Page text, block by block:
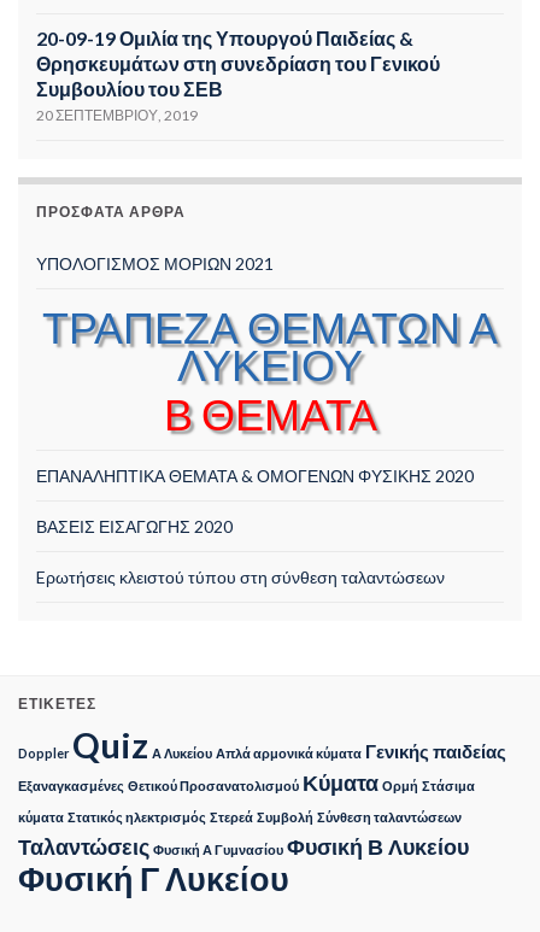
20-09-19 Ομιλία της Υπουργού Παιδείας &
Θρησκευμάτων στη συνεδρίαση του Γενικού
Συμβουλίου του ΣΕΒ
20 ΣΕΠΤΕΜΒΡΊΟΥ, 2019
ΠΡΌΣΦΑΤΑ ΆΡΘΡΑ
ΥΠΟΛΟΓΙΣΜΟΣ ΜΟΡΙΩΝ 2021
ΤΡΑΠΕΖΑ ΘΕΜΑΤΩΝ Α
ΛΥΚΕΙΟΥ
Β ΘΕΜΑΤΑ
ΕΠΑΝΑΛΗΠΤΙΚΑ ΘΕΜΑΤΑ & ΟΜΟΓΕΝΩΝ ΦΥΣΙΚΗΣ 2020
ΒΑΣΕΙΣ ΕΙΣΑΓΩΓΗΣ 2020
Eρωτήσεις κλειστού τύπου στη σύνθεση ταλαντώσεων
ΕΤΙΚΈΤΕΣ
Doppler Quiz Α Λυκείου Απλά αρμονικά κύματα Γενικής παιδείας
Εξαναγκασμένες Θετικού Προσανατολισμού Κύματα Ορμή Στάσιμα
κύματα Στατικός ηλεκτρισμός Στερεά Συμβολή Σύνθεση ταλαντώσεων
Ταλαντώσεις Φυσική Α Γυμνασίου Φυσική Β Λυκείου
Φυσική Γ Λυκείου